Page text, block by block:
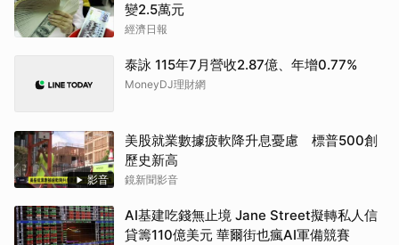
變2.5萬元
經濟日報
泰詠 115年7月營收2.87億、年增0.77%
MoneyDJ理財網
影音
美股就業數據疲軟降升息憂慮 標普500創
歷史新高
鏡新聞影音
AI基建吃錢無止境 Jane Street擬轉私人信
貸籌110億美元 華爾街也瘋AI軍備競賽